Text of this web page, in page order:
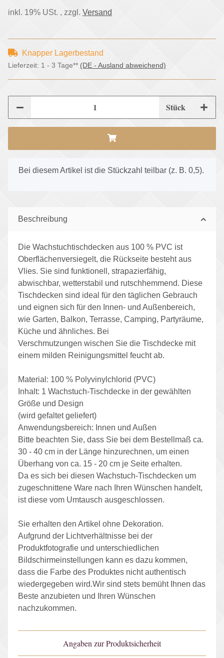
inkl. 19% USt. , zzgl. Versand
Knapper Lagerbestand
Lieferzeit: 1 - 3 Tage** (DE - Ausland abweichend)
Stück
xBei diesem Artikel ist die Stückzahl teilbar (z. B. 0,5).
Beschreibung
Die Wachstuchtischdecken aus 100 % PVC ist
Oberflächenversiegelt, die Rückseite besteht aus
Vlies. Sie sind funktionell, strapazierfähig,
abwischbar, wetterstabil und rutschhemmend. Diese
Tischdecken sind ideal für den täglichen Gebrauch
und eignen sich für den Innen- und Außenbereich,
wie Garten, Balkon, Terrasse, Camping, Partyräume,
Küche und ähnliches. Bei
Verschmutzungen wischen Sie die Tischdecke mit
einem milden Reinigungsmittel feucht ab.
Material: 100 % Polyvinylchlorid (PVC)
Inhalt: 1 Wachstuch-Tischdecke in der gewählten
Größe und Design
(wird gefaltet geliefert)
Anwendungsbereich: Innen und Außen
Bitte beachten Sie, dass Sie bei dem Bestellmaß ca.
30 - 40 cm in der Länge hinzurechnen, um einen
Überhang von ca. 15 - 20 cm je Seite erhalten.
Da es sich bei diesen Wachstuch-Tischdecken um
zugeschnittene Ware nach Ihren Wünschen handelt,
ist diese vom Umtausch ausgeschlossen.
Sie erhalten den Artikel ohne Dekoration.
Aufgrund der Lichtverhältnisse bei der
Produktfotografie und unterschiedlichen
Bildschirmeinstellungen kann es dazu kommen,
dass die Farbe des Produktes nicht authentisch
wiedergegeben wird.Wir sind stets bemüht Ihnen das
Beste anzubieten und Ihren Wünschen
nachzukommen.
Angaben zur Produktsicherheit